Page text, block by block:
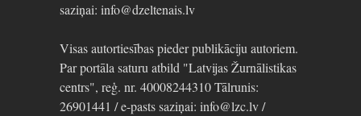
saziņai: info@dzeltenais.lv
Visas autortiesības pieder publikāciju autoriem.
Par portāla saturu atbild "Latvijas Žurnālistikas
centrs", reģ. nr. 40008244310 Tālrunis:
26901441 / e-pasts saziņai: info@lzc.lv /